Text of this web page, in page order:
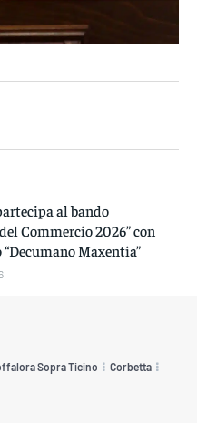
al bando
Commercio 2026” con
Maxentia”
Sopra Ticino Corbetta